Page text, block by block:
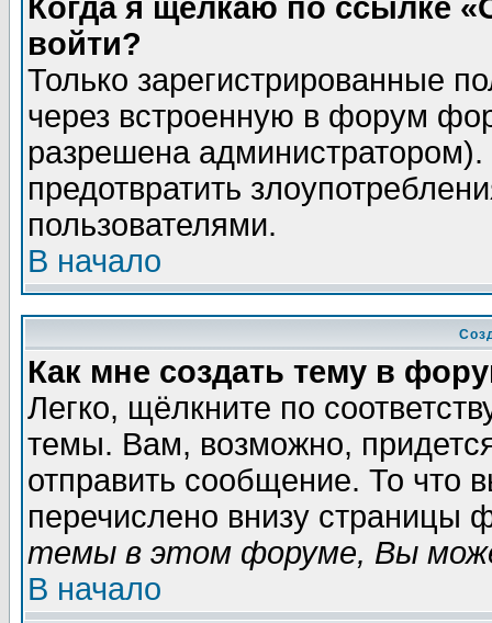
Когда я щёлкаю по ссылке
войти?
Только зарегистрированные
через встроенную в форум
разрешена
предотвратить
пользователями.
В начало
Как мне создать тему в
Легко, щёлкните по
темы. Вам, возможно,
отправить сообщение. То что
перечислено внизу страницы
темы в этом форуме, Вы
В начало